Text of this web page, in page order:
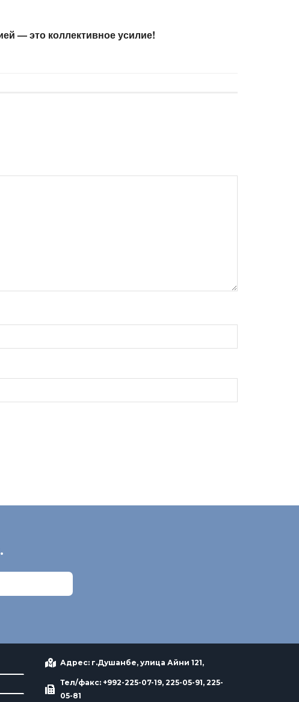
— это коллективное усилие!
Адрес: г.Душанбе, улица Айни 121,
Тел/факс: +992-225-07-19, 225-05-91, 225-
05-81